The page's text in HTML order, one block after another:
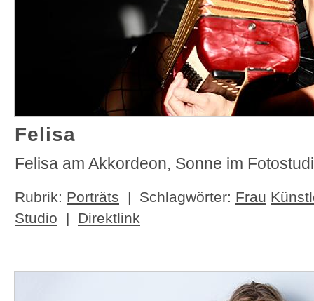
Felisa
Felisa am Akkordeon, Sonne im
Rubrik: Porträts | Schlagwörter: Frau
Studio | Direktlink